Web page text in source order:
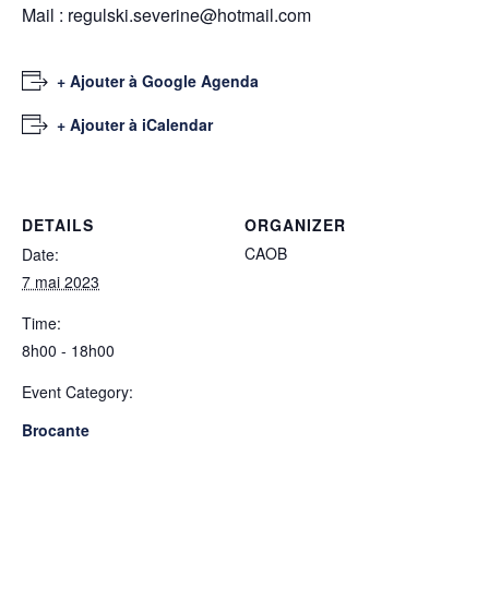
Mail : regulski.severine@hotmail.com
+ Ajouter à Google Agenda
+ Ajouter à iCalendar
DETAILS
Date:
7 mai 2023
Time:
8h00 - 18h00
Event Category:
Brocante
ORGANIZER
CAOB